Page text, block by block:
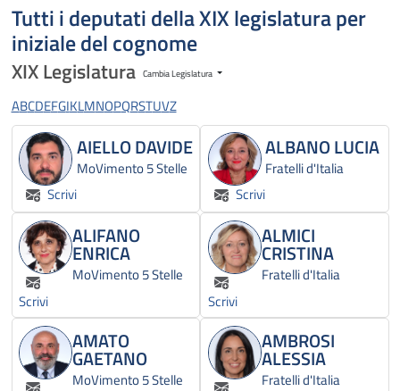
Tutti i deputati della XIX legislatura per
iniziale del cognome
XIX Legislatura Cambia Legislatura
ABCDEFGIKLMNOPQRSTUVZ
Scrivi
AIELLO DAVIDE
MoVimento 5 Stelle
Scrivi
ALBANO LUCIA
Fratelli d'Italia
Scrivi
ALIFANO
ENRICA
MoVimento 5 Stelle
Scrivi
ALMICI
CRISTINA
Fratelli d'Italia
AMATO
GAETANO
MoVimento 5 Stelle
AMBROSI
ALESSIA
Fratelli d'Italia